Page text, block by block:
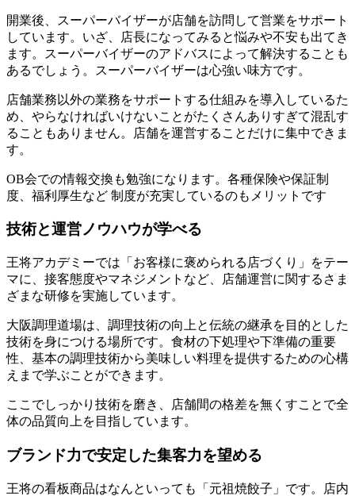
開業後、スーパーバイザーが店舗を訪問して営業をサポート
しています。いざ、店長になってみると悩みや不安も出てき
ます。スーパーバイザーのアドバスによって解決することも
あるでしょう。スーパーバイザーは心強い味方です。
店舗業務以外の業務をサポートする仕組みを導入しているた
め、やらなければいけないことがたくさんありすぎて混乱す
ることもありません。店舗を運営することだけに集中できま
す。
OB会での情報交換も勉強になります。各種保険や保証制
度、福利厚生など 制度が充実しているのもメリットです
技術と運営ノウハウが学べる
王将アカデミーでは「お客様に褒められる店づくり」をテー
マに、接客態度やマネジメントなど、店舗運営に関するさま
ざまな研修を実施しています。
大阪調理道場は、調理技術の向上と伝統の継承を目的とした
技術を身につける場所です。食材の下処理や下準備の重要
性、基本の調理技術から美味しい料理を提供するための心構
えまで学ぶことができます。
ここでしっかり技術を磨き、店舗間の格差を無くすことで全
体の品質向上を目指しています。
ブランド力で安定した集客力を望める
王将の看板商品はなんといっても「元祖焼餃子」です。店内